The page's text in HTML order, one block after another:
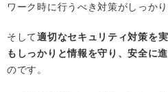
ワーク時に行うべき対策がしっかり
そして適切なセキュリティ対策を
もしっかりと情報を守り、安全に
のです。